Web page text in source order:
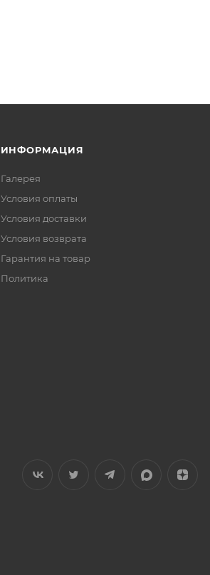
ИНФОРМАЦИЯ
Галерея
Условия оплаты
Условия доставки
Условия возврата
Гарантия на товар
Политика